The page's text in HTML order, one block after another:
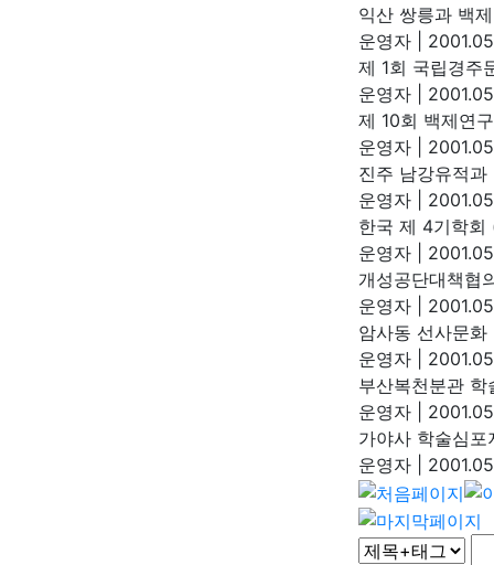
익산 쌍릉과 백
운영자
제 1회 국립경주
운영자
제 10회 백제연
운영자
진주 남강유적
운영자
한국 제 4기학회
운영자
개성공단대책협
운영자
암사동 선사문
운영자
부산복천분관
운영자
가야사 학술심
운영자